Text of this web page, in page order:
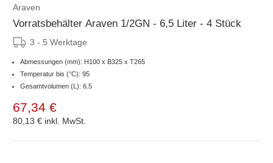
Araven
Vorratsbehälter Araven 1/2GN - 6,5 Liter - 4 Stück
3 - 5 Werktage
Abmessungen (mm): H100 x B325 x T265
Temperatur bis (°C): 95
Gesamtvolumen (L): 6.5
67,34 €
80,13 € inkl. MwSt.